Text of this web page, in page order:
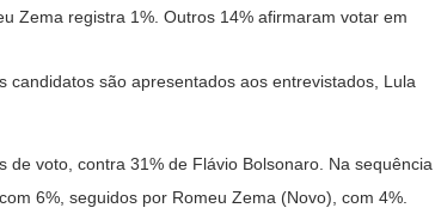
Zema registra 1%. Outros 14% afirmaram votar em
são apresentados aos entrevistados, Lula
voto, contra 31% de Flávio Bolsonaro. Na sequência
6%, seguidos por Romeu Zema (Novo), com 4%.